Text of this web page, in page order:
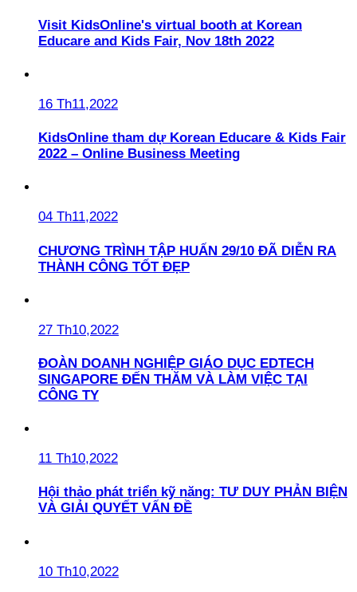
Visit KidsOnline's virtual booth at Korean
Educare and Kids Fair, Nov 18th 2022
16 Th11,2022
KidsOnline tham dự Korean Educare & Kids Fair
2022 – Online Business Meeting
04 Th11,2022
CHƯƠNG TRÌNH TẬP HUẤN 29/10 ĐÃ DIỄN RA
THÀNH CÔNG TỐT ĐẸP
27 Th10,2022
ĐOÀN DOANH NGHIỆP GIÁO DỤC EDTECH
SINGAPORE ĐẾN THĂM VÀ LÀM VIỆC TẠI
CÔNG TY
11 Th10,2022
Hội thảo phát triển kỹ năng: TƯ DUY PHẢN BIỆN
VÀ GIẢI QUYẾT VẤN ĐỀ
10 Th10,2022